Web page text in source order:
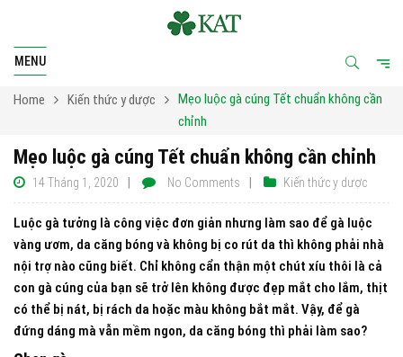
MENU
Home Kiến thức y dược
Mẹo luộc gà cúng Tết chuẩn không cần
chỉnh
Mẹo luộc gà cúng Tết chuẩn không cần chỉnh
14 Tháng 1, 2020 Kiến thức y dược
No Comments
Luộc gà tưởng là công việc đơn giản nhưng làm sao để gà luộc
vàng ươm, da căng bóng và không bị co rút da thì không phải nhà
nội trợ nào cũng biết. Chỉ không cẩn thận một chút xíu thôi là cả
con gà cúng của bạn sẽ trở lên không được đẹp mắt cho lắm, thịt
có thể bị nát, bị rách da hoặc màu không bắt mắt. Vậy, để gà
đứng dáng mà vẫn mềm ngon, da căng bóng thì phải làm sao?